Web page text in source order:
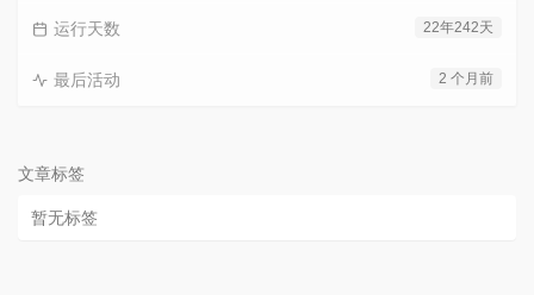
22年242天
运行天数
2 个月前
最后活动
文章标签
暂无标签